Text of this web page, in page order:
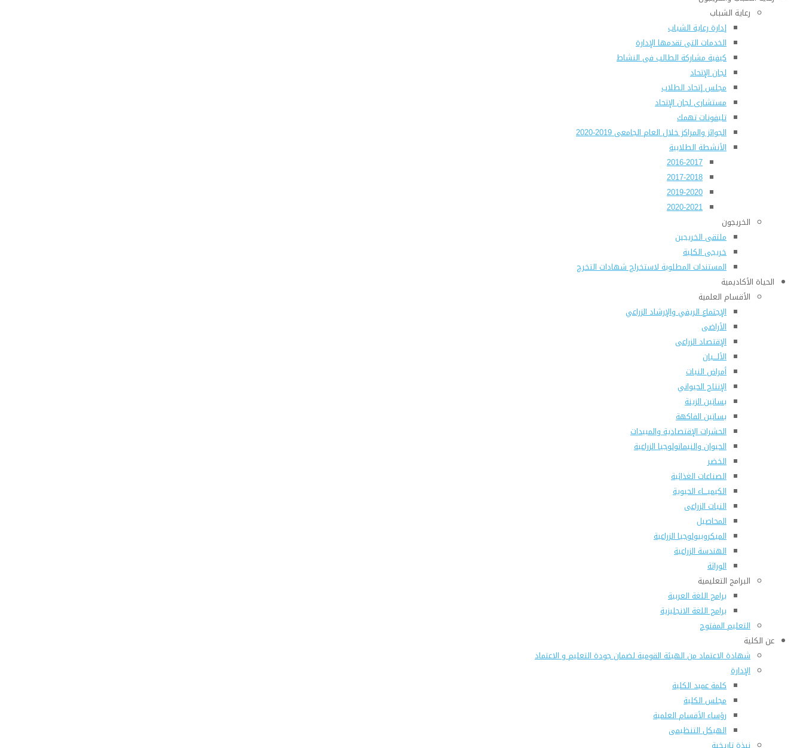
رعاية الشباب
إدارة رعاية الشباب
الخدمات التى تقدمها الإدارة
كيفية مشاركة الطالب فى النشاط
لجان الإتحاد
مجلس إتحاد الطلاب
مستشارى لجان الإتحاد
تليفونات تهمك
الجوائز والمراكز خلال العام الجامعى 2019-2020
الأنشطة الطلابية
2016-2017
2017-2018
2019-2020
2020-2021
الخريجون
ملتقى الخريجين
خريجى الكلية
المستندات المطلوبة لاستخراج شهادات التخرج
الحياة الأكاديمية
الأقسام العلمية
الإجتماع الريفي والإرشاد الزراعي
الأراضى
الإقتصاد الزراعى
الألـــبان
أمراض النبات
الإنتاج الحيواني
بساتين الزينة
بساتين الفاكهة
الحشرات الإقتصادية والمبيدات
الحيوان والنيماتولوجيا الزراعية
الخضر
الصناعات الغذائية
الكيميـــاء الحيوية
النبات الزراعى
المحاصيل
الميكروبيولوجيا الزراعية
الهندسة الزراعية
الوراثة
البرامج التعليمية
برامج اللغة العربية
برامج اللغة الانجليزية
التعليم المفتوح
عن الكلية
شهادة الاعتماد من الهيئة القومية لضمان جودة التعليم و الاعتماد
الإدارة
كلمة عميد الكلية
مجلس الكلية
رؤساء الأقسام العلمية
الهيكل التنظيمى